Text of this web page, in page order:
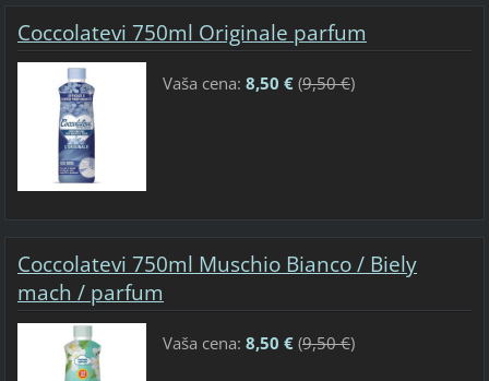
Coccolatevi 750ml Originale parfum
Vaša cena: 8,50 €(9,50 €)
Coccolatevi 750ml Muschio Bianco / Biely
mach / parfum
Vaša cena: 8,50 €(9,50 €)